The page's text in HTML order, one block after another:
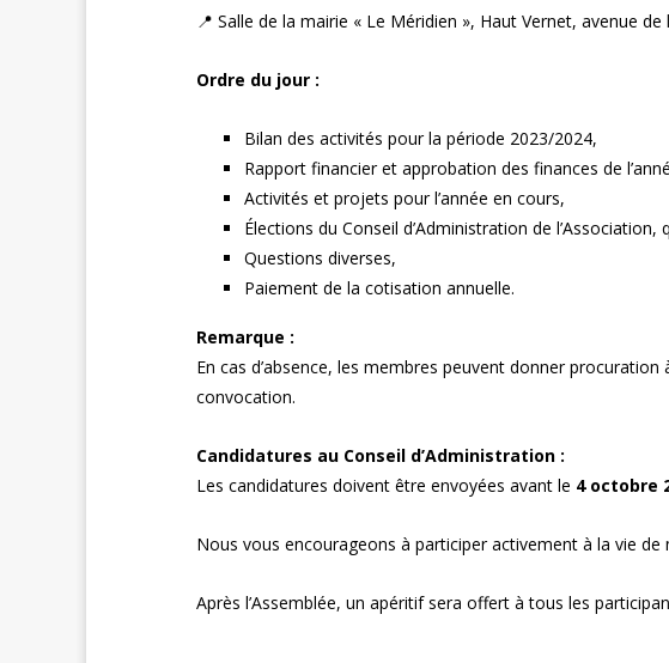
📍 Salle de la mairie « Le Méridien », Haut Vernet, avenue de
Ordre du jour :
Bilan des activités pour la période 2023/2024,
Rapport financier et approbation des finances de
Activités et projets pour l’année en cours,
Élections du Conseil d’Administration de
Questions diverses,
Paiement de la cotisation annuelle.
Remarque :
En cas d’absence, les membres peuvent donner
convocation.
Candidatures au Conseil d’Administration :
Les candidatures doivent être envoyées avant le 4 octobre
Nous vous encourageons à participer activement à la vie de
Après l’Assemblée, un apéritif sera offert à tous les